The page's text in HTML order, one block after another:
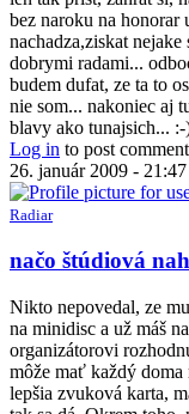
by
oli
bez naroku na honorar
nachadza,ziskat
dobrymi radami...
budem dufat, ze ta to
nie som... nakoniec aj
blavy ako tunajsich... :-
Log in to post
26. január 2009 - 21:47
Radiar
In
reply
to
dobre
,oli,
ale
co
kapely
načo štúdiová
Nikto nepovedal, ze
na minidisc a už máš
organizátorovi
môže mať každý doma
lepšia zvuková karta,